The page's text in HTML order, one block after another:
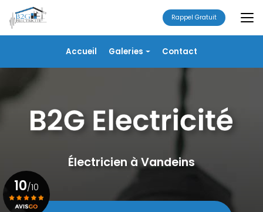
au
contenu
principal
Accueil Galeries
Chauffage/VMC
Portails
Contact
Rappel Gratuit
Électricien à Vandeins
10/10